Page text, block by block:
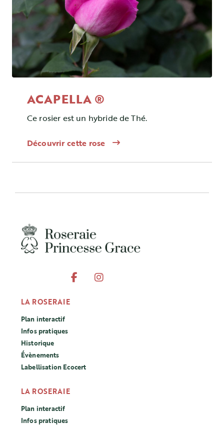
ACAPELLA ®
Ce rosier est un hybride de Thé.
Découvrir cette rose
LA ROSERAIE
Plan interactif
Infos pratiques
Historique
Évènements
Labellisation Ecocert
LA ROSERAIE
Plan interactif
Infos pratiques